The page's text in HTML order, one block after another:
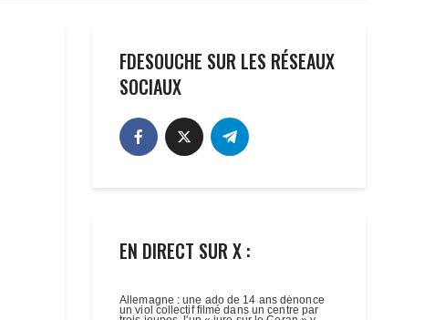
FDESOUCHE SUR LES RÉSEAUX
SOCIAUX
EN DIRECT SUR X :